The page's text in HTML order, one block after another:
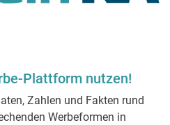
Plattform nutzen!
Zahlen und Fakten rund
Werbeformen in